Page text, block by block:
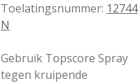
Toelatingsnummer: 12744
N
Gebruik Topscore Spray
tegen kruipende